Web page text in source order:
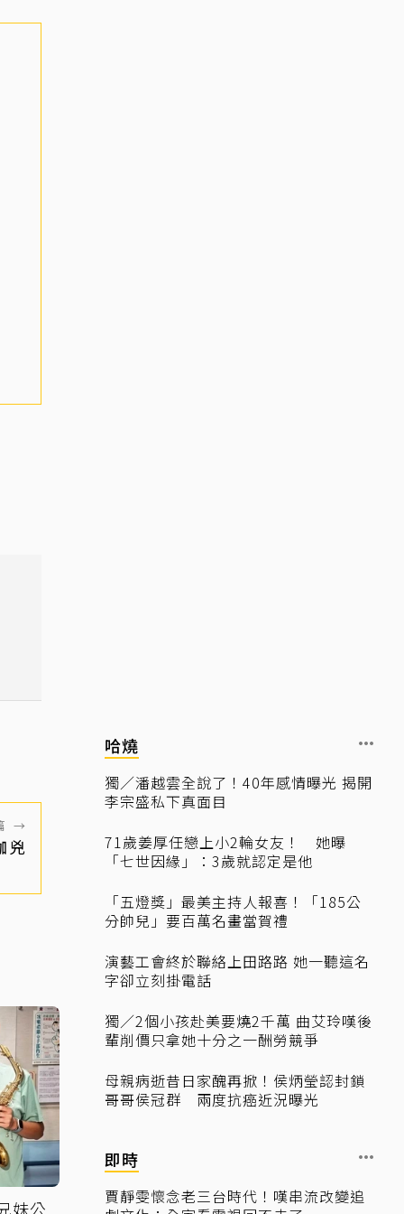
→
兇
妹公
哈燒
獨／潘越雲全說了！40年感情曝光 揭開
李宗盛私下真面目
71歲姜厚任戀上小2輪女友！ 她曝
「七世因緣」：3歲就認定是他
「五燈獎」最美主持人報喜！「185公
分帥兒」要百萬名畫當賀禮
演藝工會終於聯絡上田路路 她一聽這名
字卻立刻掛電話
獨／2個小孩赴美要燒2千萬 曲艾玲嘆後
輩削價只拿她十分之一酬勞競爭
母親病逝昔日家醜再掀！侯炳瑩認封鎖
哥哥侯冠群 兩度抗癌近況曝光
即時
賈靜雯懷念老三台時代！嘆串流改變追